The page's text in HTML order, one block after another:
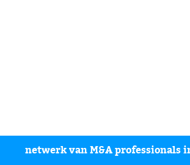
netwerk van M&A professionals